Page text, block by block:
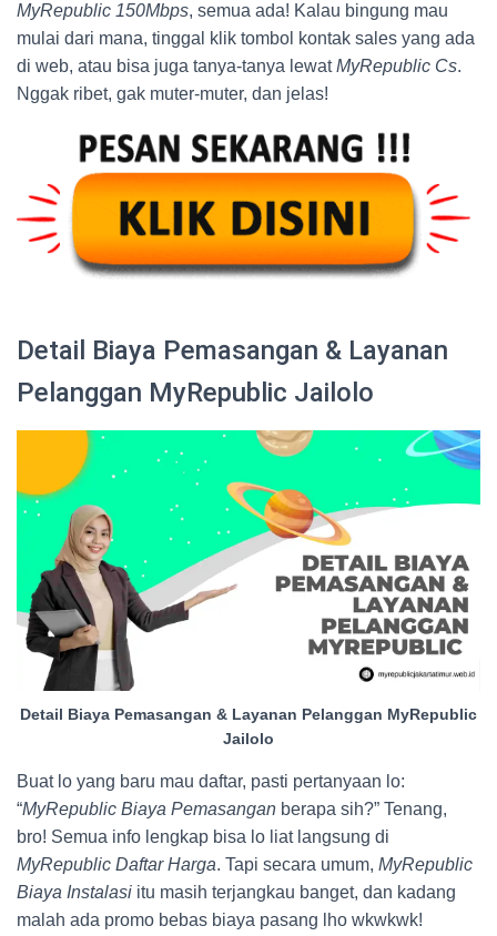
MyRepublic 150Mbps, semua ada! Kalau bingung mau
mulai dari mana, tinggal klik tombol kontak sales yang ada
di web, atau bisa juga tanya-tanya lewatMyRepublic Cs.
Nggak ribet, gak muter-muter, dan jelas!
Detail Biaya Pemasangan & Layanan
Pelanggan MyRepublic Jailolo
Detail Biaya Pemasangan & Layanan Pelanggan MyRepublic
Jailolo
Buat lo yang baru mau daftar, pasti pertanyaan lo:
“MyRepublic Biaya Pemasangan berapa sih?” Tenang,
bro! Semua info lengkap bisa lo liat langsung di
MyRepublic Daftar Harga. Tapi secara umum, MyRepublic
Biaya Instalasi itu masih terjangkau banget, dan kadang
malah ada promo bebas biaya pasang lho wkwkwk!